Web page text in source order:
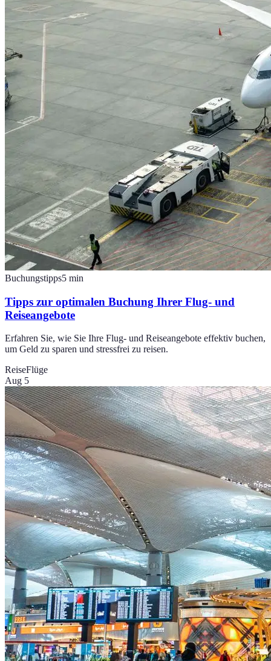
Buchungstipps5 min
Tipps zur optimalen Buchung Ihrer Flug- und
Reiseangebote
Erfahren Sie, wie Sie Ihre Flug- und Reiseangebote effektiv buchen,
um Geld zu sparen und stressfrei zu reisen.
ReiseFlüge
Aug 5